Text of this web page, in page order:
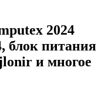
2024
блок питания
и многое